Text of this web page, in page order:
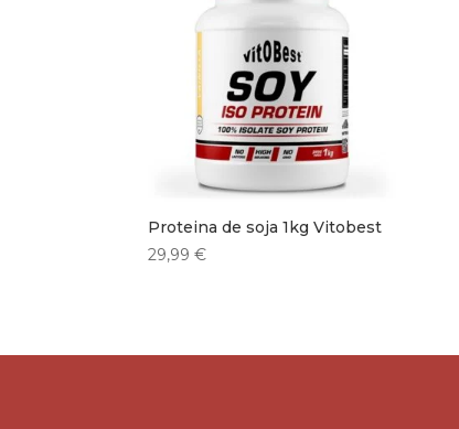
Proteina de soja 1kg Vitobest
29,99€